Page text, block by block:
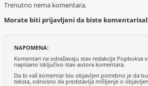
Trenutno nema komentara.
Morate biti prijavljeni da biste
NAPOMENA:
Komentari ne odražavaju stav redakcije Popboksa
napisano isključivo stav autora komentara.
Da bi vaš komentar bio objavljen potrebno je da
teksta, odnosno da predstavlja mišljenje o